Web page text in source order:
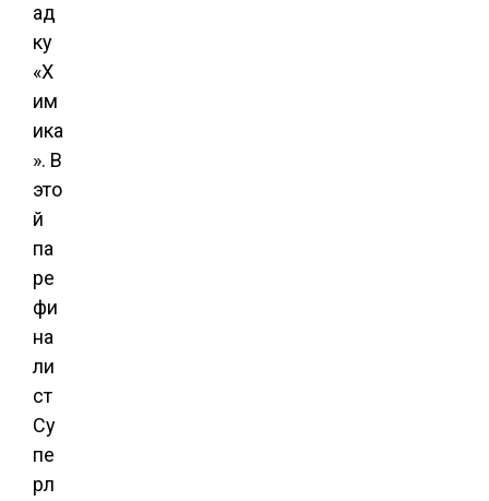
ад
ку
«Х
им
ика
». В
это
й
па
ре
фи
на
ли
ст
Су
пе
рл